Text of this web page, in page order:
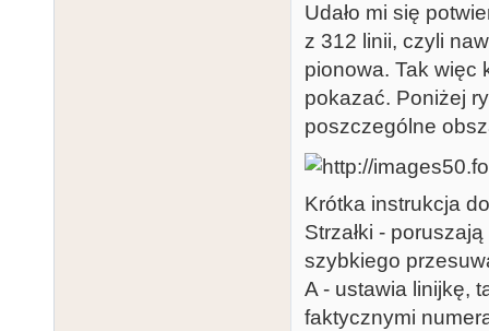
Udało mi się
z 312 linii, czyli
pionowa. Tak więc
pokazać. Poniżej
poszczególne
Krótka instrukcja
Strzałki -
szybkiego
A - ustawia linijkę,
faktycznymi